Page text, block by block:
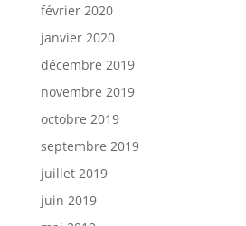
février 2020
janvier 2020
décembre 2019
novembre 2019
octobre 2019
septembre 2019
juillet 2019
juin 2019